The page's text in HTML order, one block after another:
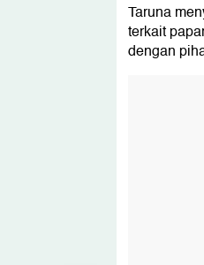
Taruna
terkait
dengan